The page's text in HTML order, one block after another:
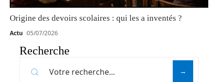
Origine des devoirs scolaires : qui les a inventés ?
Actu 05/07/2026
Recherche